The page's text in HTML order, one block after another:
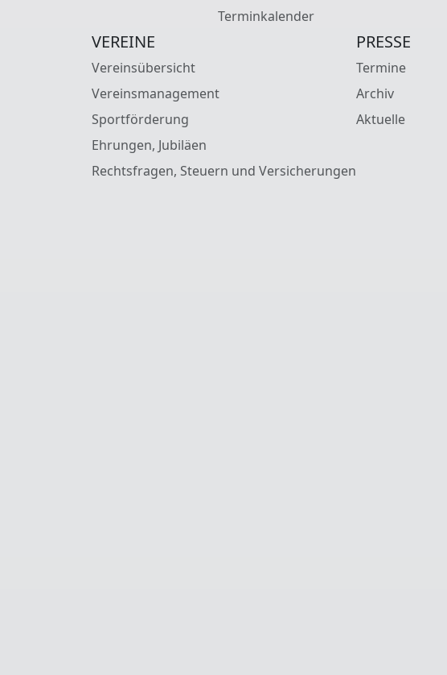
Terminkalender
VEREINE
Vereinsübersicht
Vereinsmanagement
Sportförderung
Ehrungen, Jubiläen
Rechtsfragen, Steuern und Versicherungen
PRESSE
Termine
Archiv
Aktuelle